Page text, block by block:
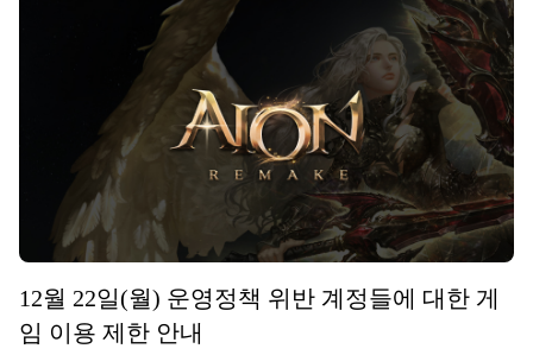
12월 22일(월) 운영정책 위반 계정들에 대한 게
임 이용 제한 안내